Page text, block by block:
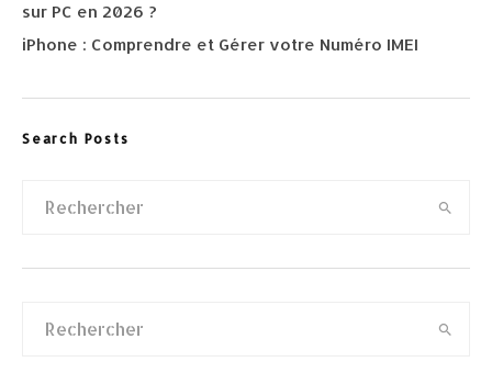
sur PC en 2026 ?
iPhone : Comprendre et Gérer votre Numéro IMEI
Search Posts